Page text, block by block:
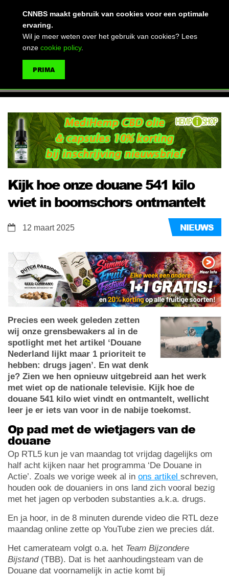
Kijk hoe onze douane 541 kilo
wiet in boomschors ontmantelt
NIEUWS
12 maart 2025
Precies een week geleden zetten
wij onze grensbewakers al in de
spotlight met het artikel ‘Douane
Nederland lijkt maar 1 prioriteit te
hebben: drugs jagen’. En wat denk
je? Zien we hen opnieuw uitgebreid aan het werk
met wiet op de nationale televisie. Kijk hoe de
douane 541 kilo wiet vindt en ontmantelt, wellicht
leer je er iets van voor in de nabije toekomst.
Op pad met de wietjagers van de
douane
Op RTL5 kun je van maandag tot vrijdag dagelijks om
half acht kijken naar het programma ‘De Douane in
Actie’. Zoals we vorige week al in ons artikel schreven,
houden ook de douaniers in ons land zich vooral bezig
met het jagen op verboden substanties a.k.a. drugs.
En ja hoor, in de 8 minuten durende video die RTL deze
maandag online zette op YouTube zien we precies dát.
Het camerateam volgt o.a. het Team Bijzondere
Bijstand(TBB). Dat is het aanhoudingsteam van de
Douane dat voornamelijk in actie komt bij
CNNBS maakt gebruik van cookies voor een optimale
ervaring.
Wil je meer weten over het gebruik van cookies? Lees
onze cookie policy.
PRIMA